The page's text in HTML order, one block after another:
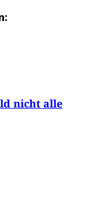
nicht alle